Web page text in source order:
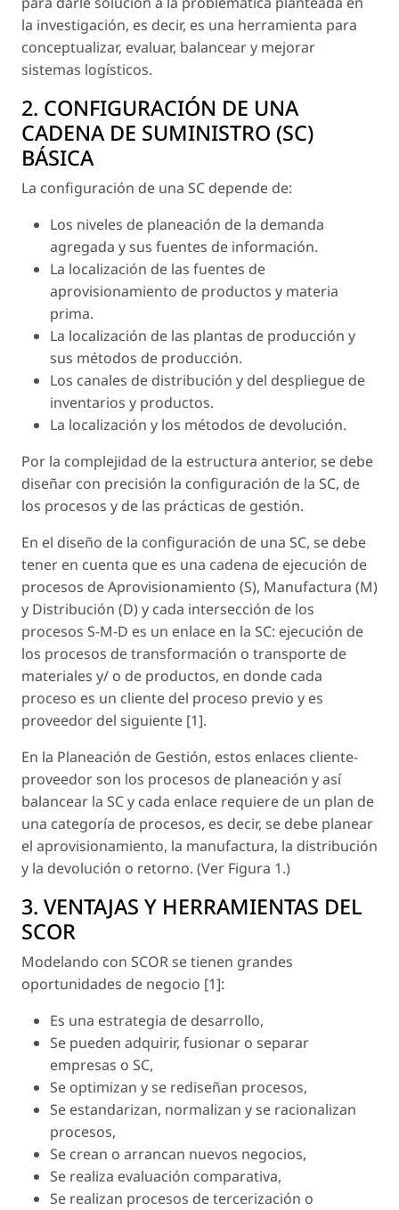
la investigación, es decir, es una herramienta para
conceptualizar, evaluar, balancear y mejorar
sistemas logísticos.
2. CONFIGURACIÓN DE UNA
CADENA DE SUMINISTRO (SC)
BÁSICA
La configuración de una SC depende de:
Los niveles de planeación de la demanda
agregada y sus fuentes de información.
La localización de las fuentes de
aprovisionamiento de productos y materia
prima.
La localización de las plantas de producción y
sus métodos de producción.
Los canales de distribución y del despliegue de
inventarios y productos.
La localización y los métodos de devolución.
Por la complejidad de la estructura anterior, se debe
diseñar con precisión la configuración de la SC, de
los procesos y de las prácticas de gestión.
En el diseño de la configuración de una SC, se debe
tener en cuenta que es una cadena de ejecución de
procesos de Aprovisionamiento (S), Manufactura (M)
y Distribución (D) y cada intersección de los
procesos S-M-D es un enlace en la SC: ejecución de
los procesos de transformación o transporte de
materiales y/ o de productos, en donde cada
proceso es un cliente del proceso previo y es
proveedor del siguiente [1].
En la Planeación de Gestión, estos enlaces cliente-
proveedor son los procesos de planeación y así
balancear la SC y cada enlace requiere de un plan de
una categoría de procesos, es decir, se debe planear
el aprovisionamiento, la manufactura, la distribución
y la devolución o retorno. (Ver Figura 1.)
3. VENTAJAS Y HERRAMIENTAS DEL
SCOR
Modelando con SCOR se tienen grandes
oportunidades de negocio [1]:
Es una estrategia de desarrollo,
Se pueden adquirir, fusionar o separar
empresas o SC,
Se optimizan y se rediseñan procesos,
Se estandarizan, normalizan y se racionalizan
procesos,
Se crean o arrancan nuevos negocios,
Se realiza evaluación comparativa,
Se realizan procesos de tercerización o